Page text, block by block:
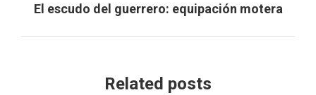
Next
El escudo del guerrero: equipación motera
Related posts